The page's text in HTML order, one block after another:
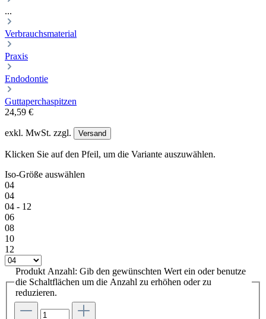
...
Verbrauchsmaterial
Praxis
Endodontie
Guttaperchaspitzen
24,59 €
exkl. MwSt. zzgl. Versand
Klicken Sie auf den Pfeil, um die Variante auszuwählen.
Iso-Größe auswählen
04
04
04 - 12
06
08
10
12
Produkt Anzahl: Gib den gewünschten Wert ein oder benutze
die Schaltflächen um die Anzahl zu erhöhen oder zu
reduzieren.